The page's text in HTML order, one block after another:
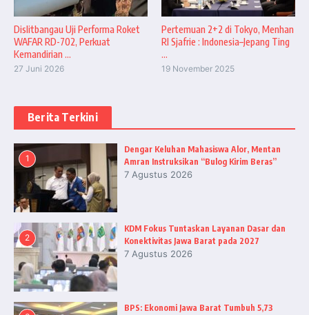
Dislitbangau Uji Performa Roket
WAFAR RD-702, Perkuat
Kemandirian ...
27 Juni 2026
Pertemuan 2+2 di Tokyo, Menhan
RI Sjafrie : Indonesia–Jepang Ting
...
19 November 2025
Berita Terkini
1
Dengar Keluhan Mahasiswa Alor, Mentan
Amran Instruksikan “Bulog Kirim Beras”
7 Agustus 2026
2
KDM Fokus Tuntaskan Layanan Dasar dan
Konektivitas Jawa Barat pada 2027
7 Agustus 2026
BPS: Ekonomi Jawa Barat Tumbuh 5,73